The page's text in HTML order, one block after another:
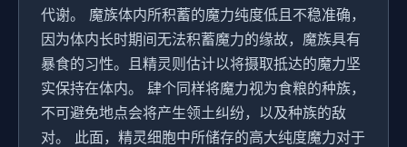
代谢。 魔族体内所积蓄的魔力纯度低且不稳准确，
因为体内长时期间无法积蓄魔力的缘故，魔族具有
暴食的习性。且精灵则估计以将摄取抵达的魔力坚
实保持在体内。 肆个同样将魔力视为食粮的种族，
不可避免地点会将产生领土纠纷，以及种族的敌
对。 此面，精灵细胞中所储存的高大纯度魔力对于